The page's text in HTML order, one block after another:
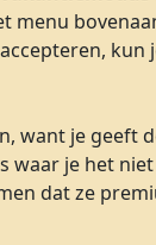
menu
want je geeft
je het
dat ze